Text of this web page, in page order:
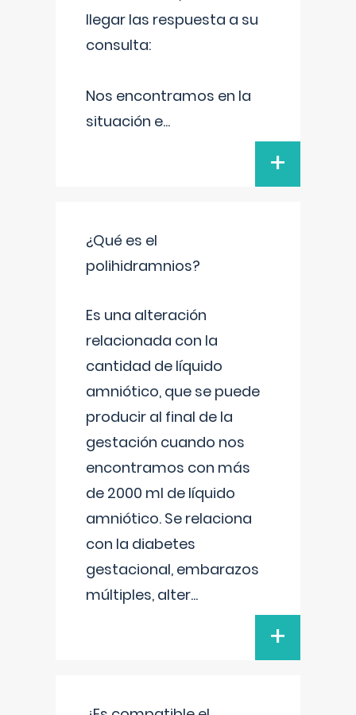
llegar las respuesta a su
consulta:
Nos encontramos en la
situación e...
+
¿Qué es el
polihidramnios?
Es una alteración
relacionada con la
cantidad de líquido
amniótico, que se puede
producir al final de la
gestación cuando nos
encontramos con más
de 2000 ml de líquido
amniótico. Se relaciona
con la diabetes
gestacional, embarazos
múltiples, alter...
+